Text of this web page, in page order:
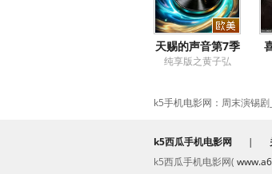
天赐的声音第7季
纯享版之黄子弘
k5手机电影网：周末演锡剧
k5西瓜手机电影网 |
k5西瓜手机电影网(